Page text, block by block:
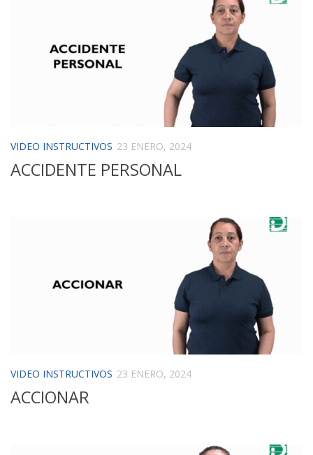
VIDEO INSTRUCTIVOS 23 ENERO, 2024
ACCIDENTE PERSONAL
VIDEO INSTRUCTIVOS 23 ENERO, 2024
ACCIONAR